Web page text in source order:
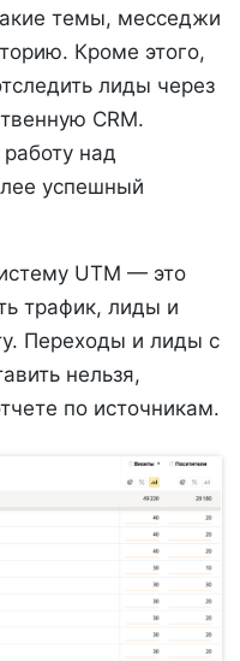
темы, месседжи
Кроме этого,
лиды через
CRM.
над
успешный
UTM — это
трафик, лиды и
Переходы и лиды с
нельзя,
по источникам.